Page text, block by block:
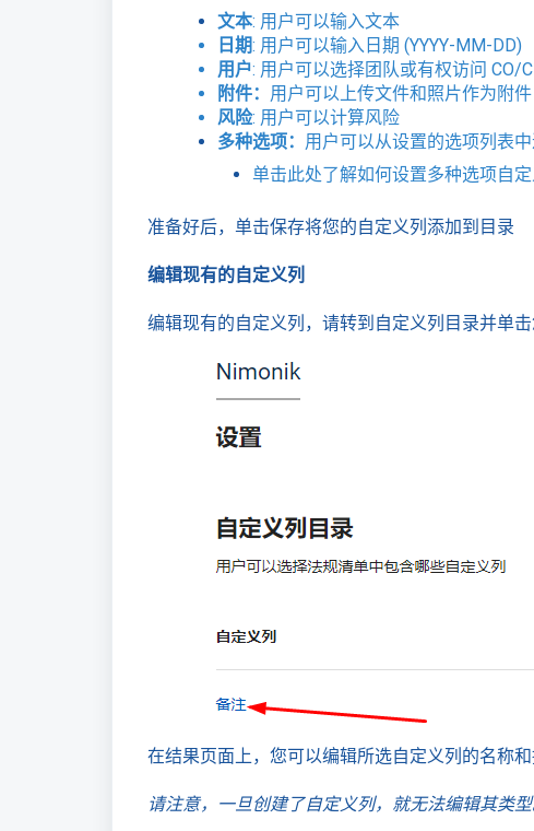
文本: 用户可以输入文本
日期: 用户可以输入日期 (YYYY-MM-DD)
用户: 用户可以选择团队或有权访问 CO/
附件： 用户可以上传文件和照片作为附件
风险: 用户可以计算风险
多种选项： 用户可以从设置的选项列表
单击此处了解如何设置多种选项自定
准备好后，单击保存将您的自定义列添加到目录
编辑现有的自定义列
编辑现有的自定义列，请转到自定义列目录并单击
在结果页面上，您可以编辑所选自定义列的名称和
请注意，一旦创建了自定义列，就无法编辑其类型